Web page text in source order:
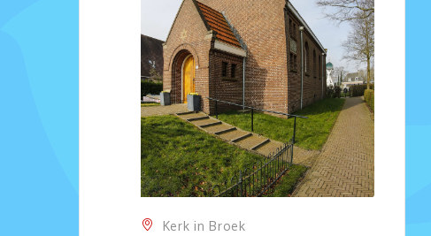
Kerk in Broek